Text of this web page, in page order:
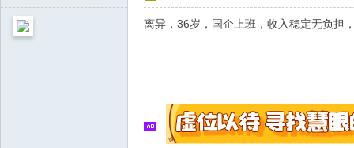
离异，36岁，国企上班，收入稳定无负担